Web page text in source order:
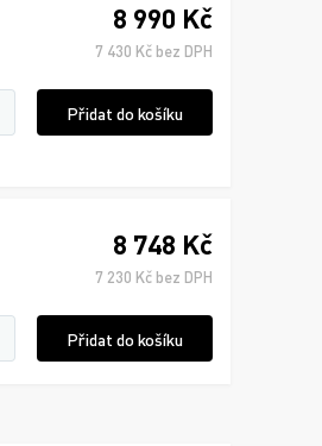
8 990 Kč
7 430 Kč bez DPH
Přidat do košíku
8 748 Kč
7 230 Kč bez DPH
Přidat do košíku